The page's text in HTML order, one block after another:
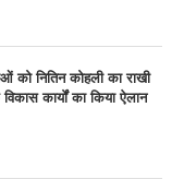
को नितिन कोहली का राखी
कार्यों का किया ऐलान